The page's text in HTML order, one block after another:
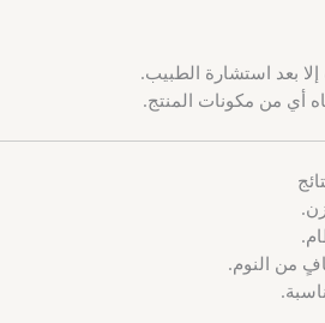
بعد استشارة الطبيب.
أي من مكونات المنتج.
من النوم.